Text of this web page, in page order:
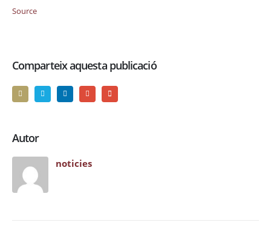
Source
Comparteix aquesta publicació
Autor
noticies